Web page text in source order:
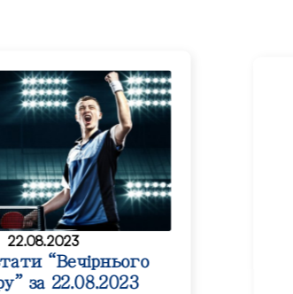
22.08.2023
“Вечірнього
за 22.08.2023